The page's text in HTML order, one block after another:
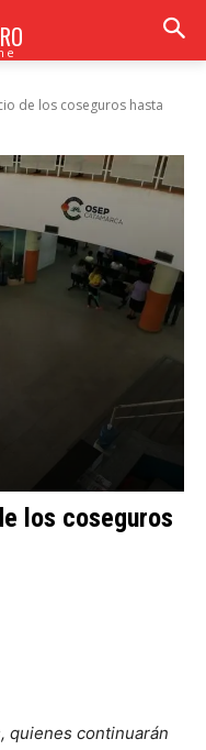
de los coseguros hasta
los coseguros
quienes continuarán